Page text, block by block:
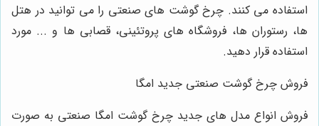
استفاده می کنند. چرخ گوشت های صنعتی را می توانید در هتل
ها، رستوران ها، فروشگاه های پروتئینی، قصابی ها و ... مورد
استفاده قرار دهید.
فروش چرخ گوشت صنعتی جدید امگا
فروش انواع مدل های جدید چرخ گوشت امگا صنعتی به صورت